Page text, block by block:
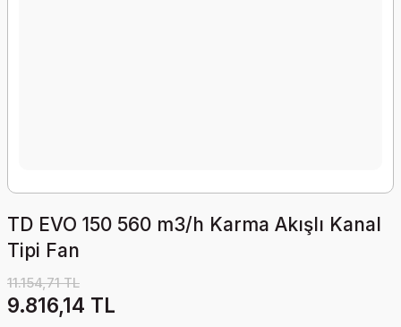
TD EVO 150 560 m3/h Karma Akışlı Kanal
Tipi Fan
11.154,71 TL
9.816,14 TL